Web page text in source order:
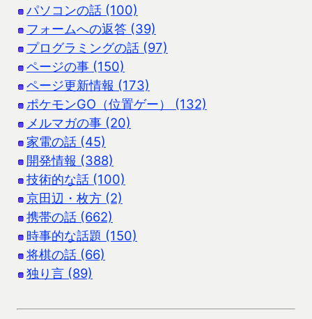
パソコンの話 (100)
フォームへの返答 (39)
プログラミングの話 (97)
ページの事 (150)
ページ更新情報 (173)
ポケモンGO（位置ゲー） (132)
メルマガの事 (20)
家電の話 (45)
開発情報 (388)
技術的な話 (100)
京田辺・枚方 (2)
携帯の話 (662)
時事的な話題 (150)
将棋の話 (66)
独り言 (89)